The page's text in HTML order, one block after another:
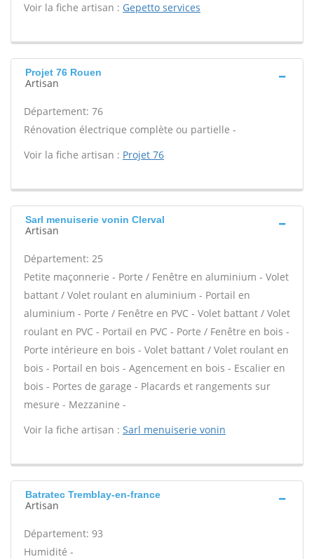
Voir la fiche artisan : Gepetto services
Projet 76 Rouen
Artisan
Département: 76
Rénovation électrique complète ou partielle -
Voir la fiche artisan : Projet 76
Sarl menuiserie vonin Clerval
Artisan
Département: 25
Petite maçonnerie - Porte / Fenêtre en aluminium - Volet
battant / Volet roulant en aluminium - Portail en
aluminium - Porte / Fenêtre en PVC - Volet battant / Volet
roulant en PVC - Portail en PVC - Porte / Fenêtre en bois -
Porte intérieure en bois - Volet battant / Volet roulant en
bois - Portail en bois - Agencement en bois - Escalier en
bois - Portes de garage - Placards et rangements sur
mesure - Mezzanine -
Voir la fiche artisan : Sarl menuiserie vonin
Batratec Tremblay-en-france
Artisan
Département: 93
Humidité -